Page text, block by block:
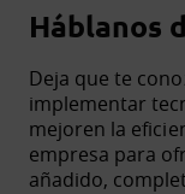
Háblanos
Deja que te
implementar
mejoren la
empresa para
añadido,